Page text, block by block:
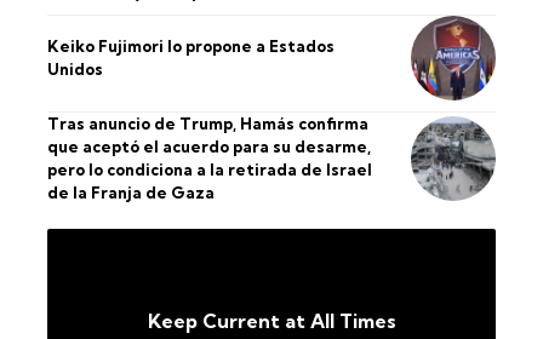
Keiko Fujimori lo propone a Estados
Unidos
Tras anuncio de Trump, Hamás confirma
que aceptó el acuerdo para su desarme,
pero lo condiciona a la retirada de Israel
de la Franja de Gaza
Keep Current at All Times